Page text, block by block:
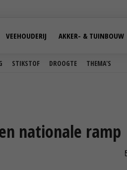
STIKSTOF DROOGTE THEMA'S
VEEHOUDERIJ AKKER- & TUINBOUW
nationale ramp